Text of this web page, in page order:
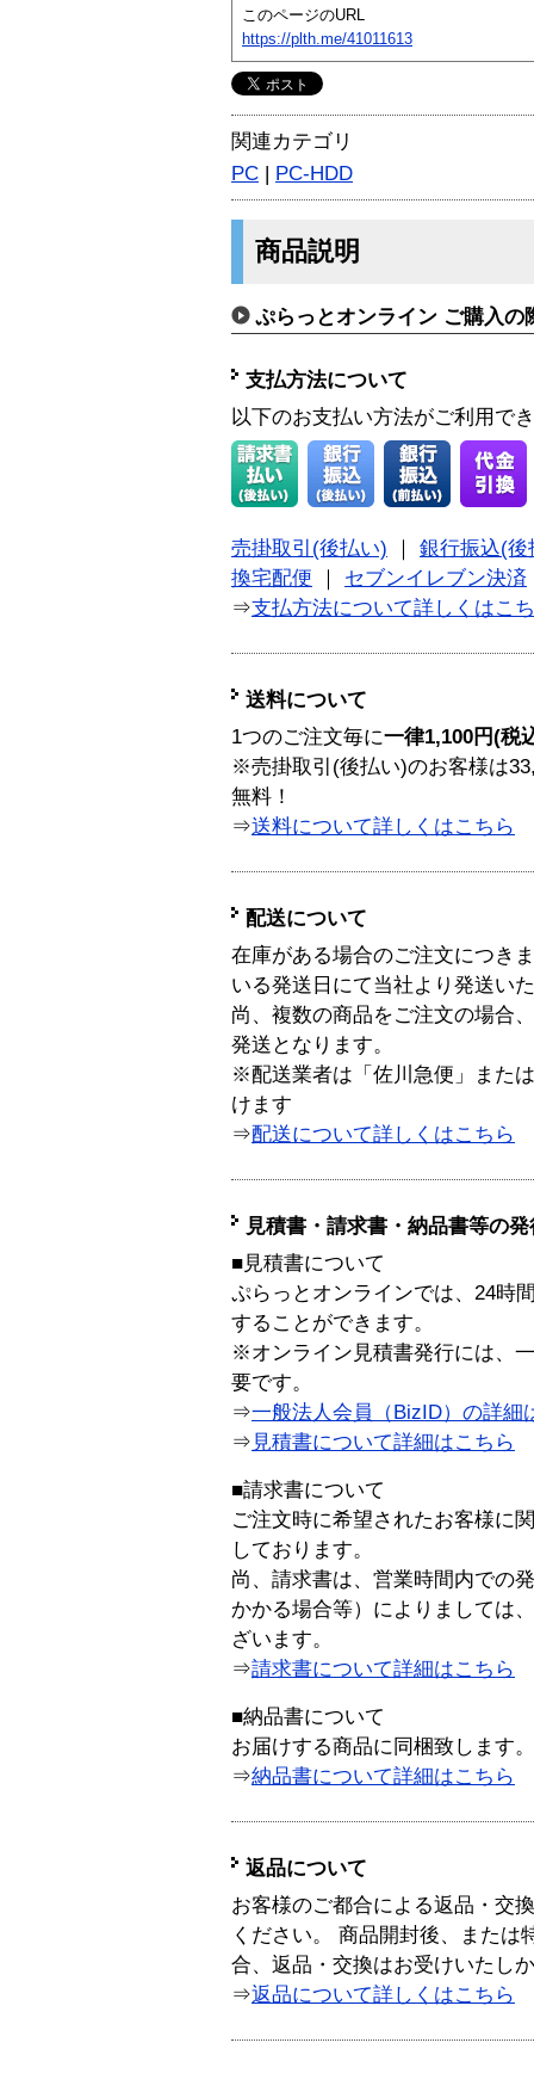
このページのURL
https://plth.me/41011613
関連カテゴリ
PC | PC-HDD
商品説明
ぷらっとオンライン ご購入の
支払方法について
以下のお支払い方法がご利用で
売掛取引(後払い)
銀行振込(後
換宅配便
セブンイレブン決済
⇒支払方法について詳しくはこ
送料について
1つのご注文毎に一律1,100円(税
※売掛取引(後払い)のお客様は
無料！
⇒送料について詳しくはこちら
配送について
在庫がある場合のご注文につき
いる発送日にて当社より発送い
尚、複数の商品をご注文の場合
発送となります。
※配送業者は「佐川急便」また
けます
⇒配送について詳しくはこちら
見積書・請求書・納品書等の
■見積書について
ぷらっとオンラインでは、24時
することができます。
※オンライン見積書発行には、
要です。
⇒一般法人会員（BizID）の詳細
⇒ 見積書について詳細はこちら
■請求書について
ご注文時に希望されたお客様に
しております。
尚、請求書は、営業時間内での
かかる場合等）によりましては
ざいます。
⇒請求書について詳細はこちら
■納品書について
お届けする商品に同梱致します。
⇒納品書について詳細はこちら
返品について
お客様のご都合による返品・交
ください。 商品開封後、または
合、返品・交換はお受けいたし
⇒返品について詳しくはこちら